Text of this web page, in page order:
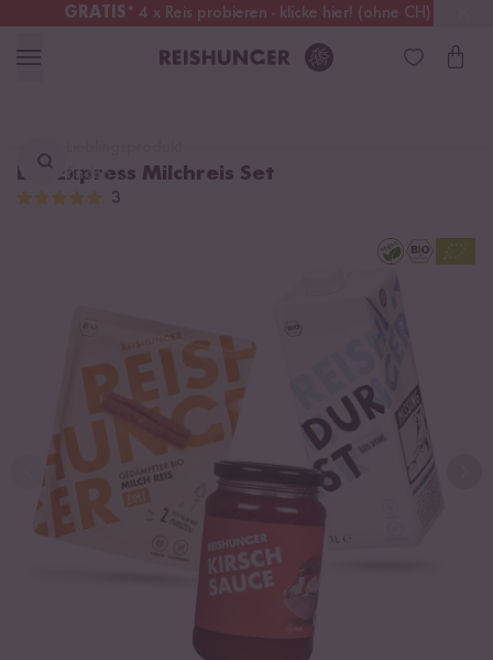
GRATIS* 4 x Reis probieren - klicke hier! (ohne CH)
Österreich Kostenloser Versand
finden ...
Bio Express Milchreis Set
3